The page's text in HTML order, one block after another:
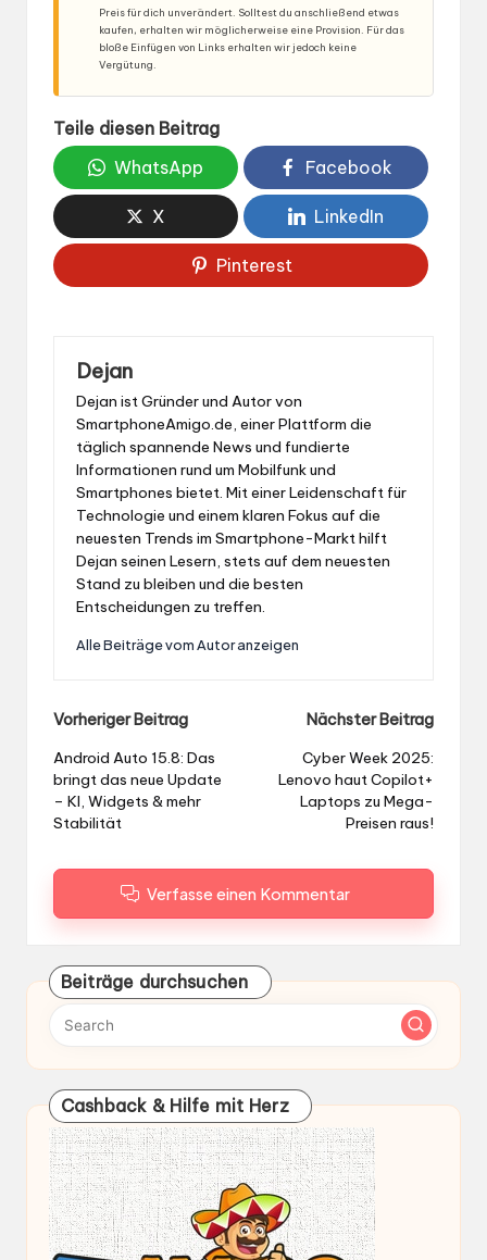
Preis für dich unverändert. Solltest du anschließend etwas
kaufen, erhalten wir möglicherweise eine Provision. Für das
bloße Einfügen von Links erhalten wir jedoch keine
Vergütung.
Teile diesen Beitrag
WhatsApp
Facebook
X LinkedIn
Pinterest
Dejan
Dejan ist Gründer und Autor von
SmartphoneAmigo.de, einer Plattform die
täglich spannende News und fundierte
Informationen rund um Mobilfunk und
Smartphones bietet. Mit einer Leidenschaft für
Technologie und einem klaren Fokus auf die
neuesten Trends im Smartphone-Markt hilft
Dejan seinen Lesern, stets auf dem neuesten
Stand zu bleiben und die besten
Entscheidungen zu treffen.
Alle Beiträge vom Autor anzeigen
Post
navigation
Vorheriger Beitrag
Android Auto 15.8: Das
bringt das neue Update
– KI, Widgets & mehr
Stabilität
Nächster Beitrag
Cyber Week 2025:
Lenovo haut Copilot+
Laptops zu Mega-
Preisen raus!
Verfasse einen Kommentar
Beiträge durchsuchen
Cashback & Hilfe mit Herz